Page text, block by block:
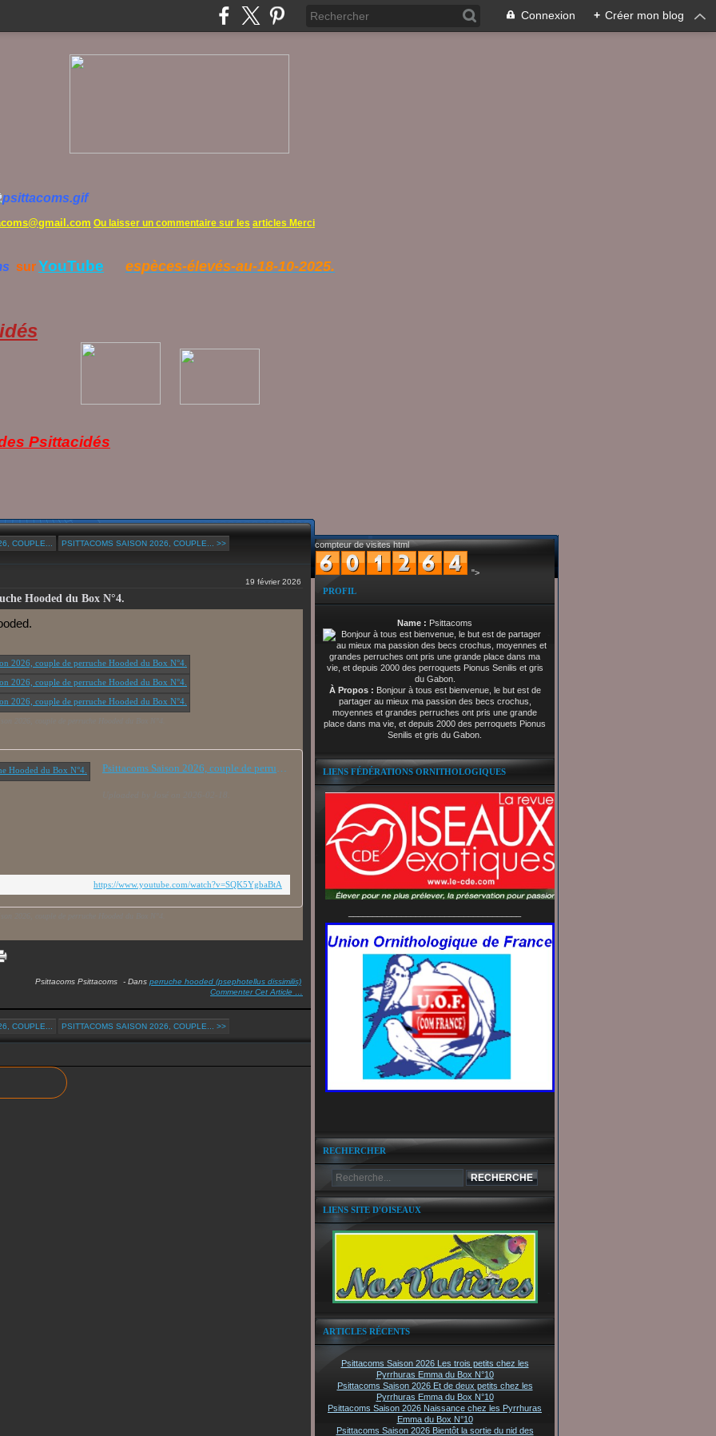
Connexion + Créer mon blog
Ou laisser un commentaire sur les articles Merci
surYouTube espèces-élevés-au-18-10-2025.
Psittacidés
COUPLE... PSITTACOMS SAISON 2026, COUPLE... >>
19 février 2026
Hooded du Box N°4.
Psittacoms Saison 2026, couple de perruche Hooded du Box N°4.
https://www.youtube.com/watch?v=SQK5YgbaBtA
Psittacoms Psittacoms - Dans perruche hooded (psephotellus dissimilis)
Commenter Cet Article
COUPLE... PSITTACOMS SAISON 2026, COUPLE... >>
compteur de visites html
">
PROFIL
Name : Psittacoms
À Propos : Bonjour à tous est bienvenue, le but est de
partager au mieux ma passion des becs crochus,
moyennes et grandes perruches ont pris une grande
place dans ma vie, et depuis 2000 des perroquets Pionus
Senilis et gris du Gabon.
LIENS FÉDÉRATIONS ORNITHOLOGIQUES
RECHERCHER
LIENS SITE D'OISEAUX
ARTICLES RÉCENTS
Psittacoms Saison 2026 Les trois petits chez les
Pyrrhuras Emma du Box N°10
Psittacoms Saison 2026 Et de deux petits chez les
Pyrrhuras Emma du Box N°10
Psittacoms Saison 2026 Naissance chez les Pyrrhuras
Emma du Box N°10
Psittacoms Saison 2026 Bientôt la sortie du nid des